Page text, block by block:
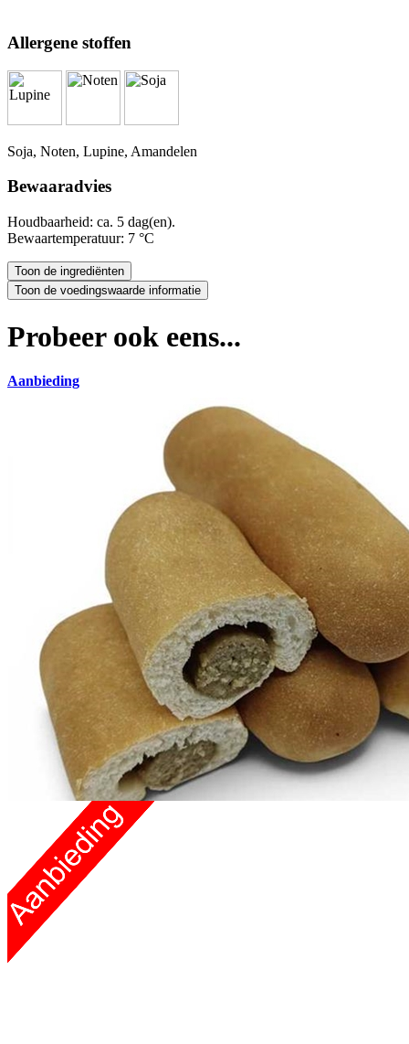
Allergene stoffen
Soja, Noten, Lupine, Amandelen
Bewaaradvies
Houdbaarheid: ca. 5 dag(en).
Bewaartemperatuur: 7 °C
Probeer ook eens...
Aanbieding